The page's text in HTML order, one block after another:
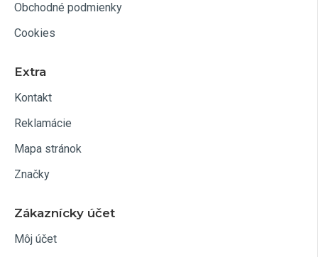
Obchodné podmienky
Cookies
Extra
Kontakt
Reklamácie
Mapa stránok
Značky
Zákaznícky účet
Môj účet